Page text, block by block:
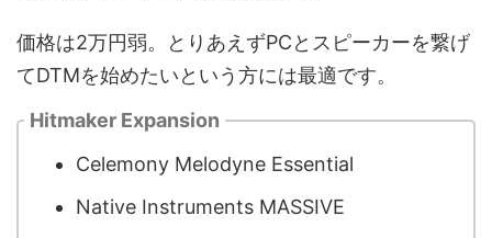
価格は2万円弱。とりあえずPCとスピーカーを繋げ
てDTMを始めたいという方には最適です。
Hitmaker Expansion
Celemony Melodyne Essential
Native Instruments MASSIVE